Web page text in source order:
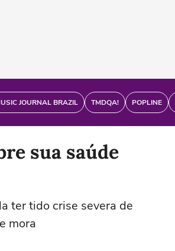
JOURNAL BRAZIL TMDQA! POPLINE
sua saúde
ter tido crise severa de
mora